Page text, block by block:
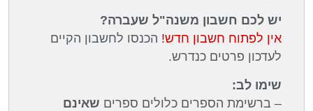
יש לכם חשבון משנה"ל שעברה?
אין לפתוח חשבון חדש! הכנסו לחשבון הקיים
לעדכון פרטים כנדרש.
שימו לב:
– ברשימת הספרים כלולים ספרים שאינם